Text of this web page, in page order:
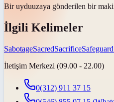
Bir uyduuzaya gönderilen bir
İlgili Kelimeler
SabotageSacredSacrificeSafeguard
İletişim Merkezi (09.00 - 22.00)
0(312) 911 37 15